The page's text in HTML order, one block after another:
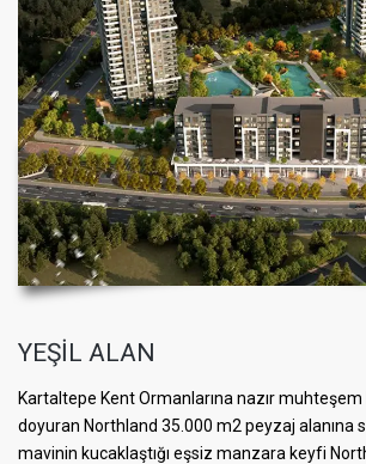
YEŞİL ALAN
Kartaltepe Kent Ormanlarına nazır
doyuran Northland 35.000 m2 peyzaj alanına
mavinin kucaklaştığı eşsiz manzara keyfi